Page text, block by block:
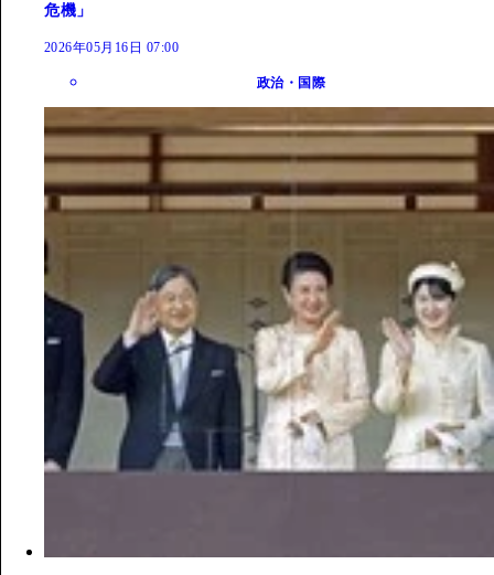
危機」
2026年05月16日 07:00
政治・国際